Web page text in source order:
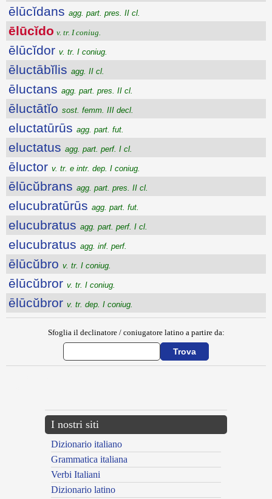
ēlūcĭdans agg. part. pres. II cl.
ēlūcĭdo v. tr. I coniug.
ēlūcĭdor v. tr. I coniug.
ēluctābĭlis agg. II cl.
ēluctans agg. part. pres. II cl.
ēluctātĭo sost. femm. III decl.
eluctatūrūs agg. part. fut.
eluctatus agg. part. perf. I cl.
ēluctor v. tr. e intr. dep. I coniug.
ēlūcŭbrans agg. part. pres. II cl.
elucubratūrūs agg. part. fut.
elucubratus agg. part. perf. I cl.
elucubratus agg. inf. perf.
ēlūcŭbro v. tr. I coniug.
ēlūcŭbror v. tr. I coniug.
ēlūcŭbror v. tr. dep. I coniug.
Sfoglia il declinatore / coniugatore latino a partire da:
I nostri siti
Dizionario italiano
Grammatica italiana
Verbi Italiani
Dizionario latino